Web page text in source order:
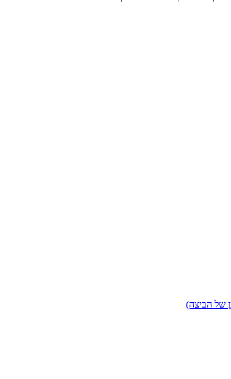
של הביצה)